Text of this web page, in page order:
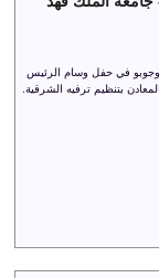
في حفل وسام الرئيس
بتنظيم ترفيه الشرقية.